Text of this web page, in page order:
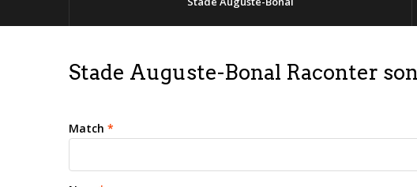
Stade Auguste-Bonal Raconter
Match *